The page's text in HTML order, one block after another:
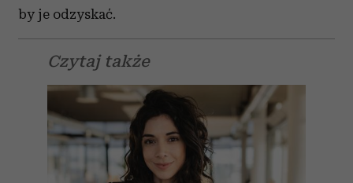
by je odzyskać.
Czytaj także